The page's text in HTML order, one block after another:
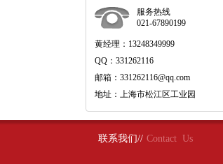
服务热线
021-67890199
黄经理：13248349999
QQ：331262116
邮箱：331262116@qq.com
地址：上海市松江区工业园
联系我们// Contact Us